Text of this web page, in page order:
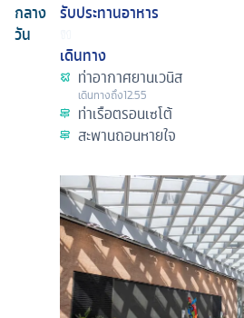
กลาง
วัน
รับประทานอาหาร
เดินทาง
ท่าอากาศยานเวนิส
เดินทางถึง12.55
ท่าเรือตรอนเซโต้
สะพานถอนหายใจ